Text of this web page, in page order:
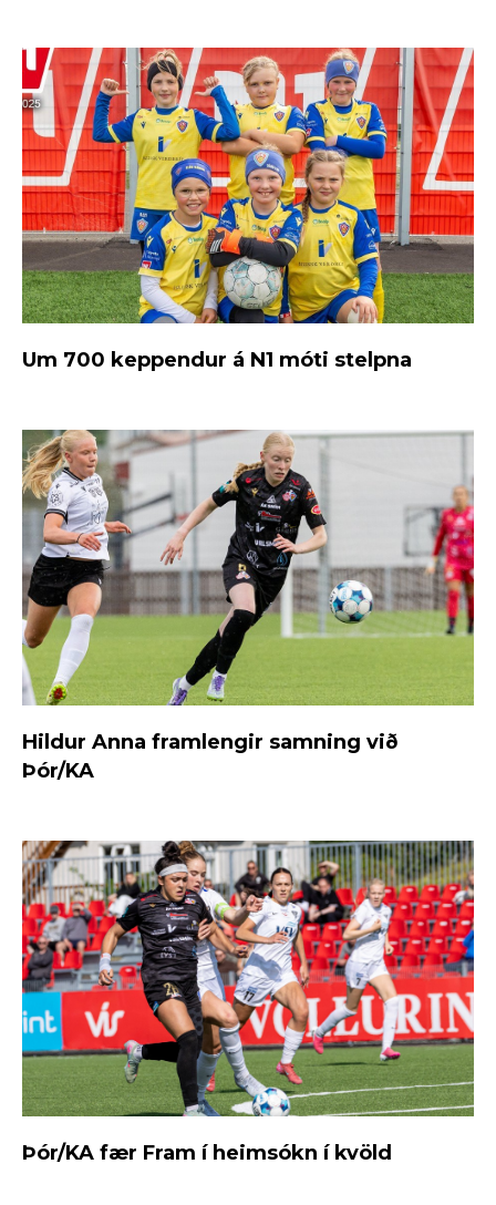
Um 700 keppendur á N1 móti stelpna
Hildur Anna framlengir samning við
Þór/KA
Þór/KA fær Fram í heimsókn í kvöld